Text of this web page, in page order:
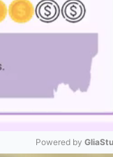
Powered by